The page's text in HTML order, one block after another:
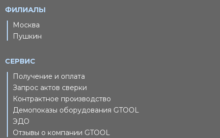
ФИЛИАЛЫ
Москва
Пушкин
СЕРВИС
Получение и оплата
Запрос актов сверки
Контрактное производство
Демопоказы оборудования GTOOL
ЭДО
Отзывы о компании GTOOL